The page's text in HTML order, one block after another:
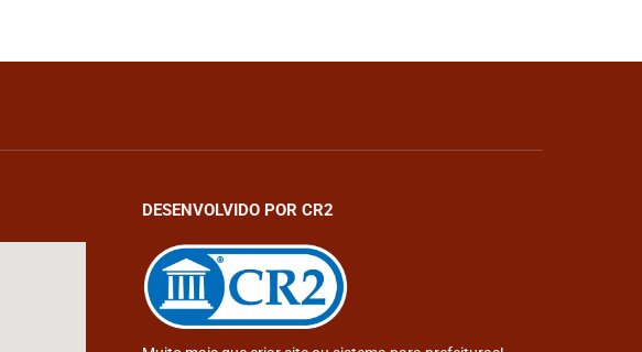
DESENVOLVIDO POR CR2